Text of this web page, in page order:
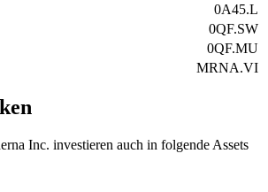
0A45.L
0QF.SW
0QF.MU
MRNA.VI
Inc. investieren auch in folgende Assets